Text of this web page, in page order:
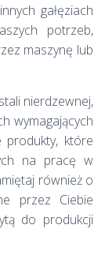
gałęziach
potrzeb,
maszynę lub
nierdzewnej,
wymagających
produkty, które
na pracę w
również o
przez Ciebie
do produkcji